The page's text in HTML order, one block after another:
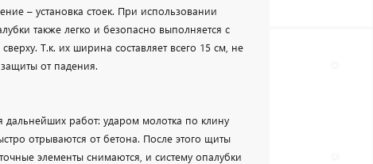
– установка стоек. При использовании
также легко и безопасно выполняется с
Т.к. их ширина составляет всего 15 см, не
от падения.
работ: ударом молотка по клину
отрываются от бетона. После этого щиты
элементы снимаются, и систему опалубки